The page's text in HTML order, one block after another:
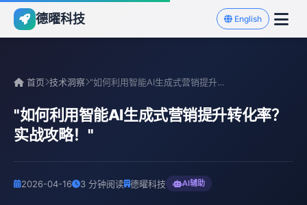
德曜科技 English
首页 技术洞察 "如何利用智能AI生成式营销提升转化率？实战攻略！"
"如何利用智能AI生成式营销提升转化率？
实战攻略！"
2026-04-16 3 分钟阅读 德曜科技 AI辅助